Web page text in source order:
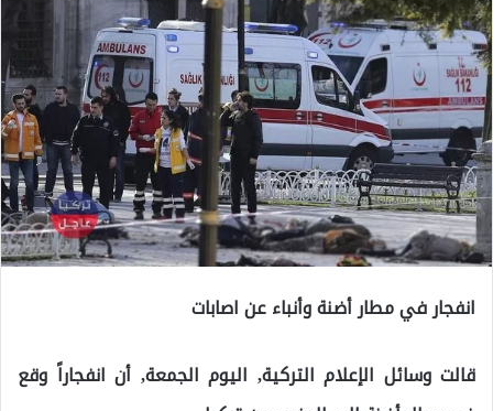
انفجار في مطار أضنة وأنباء عن اصابات
قالت وسائل الإعلام التركية, اليوم الجمعة, أن انفجاراً وقع